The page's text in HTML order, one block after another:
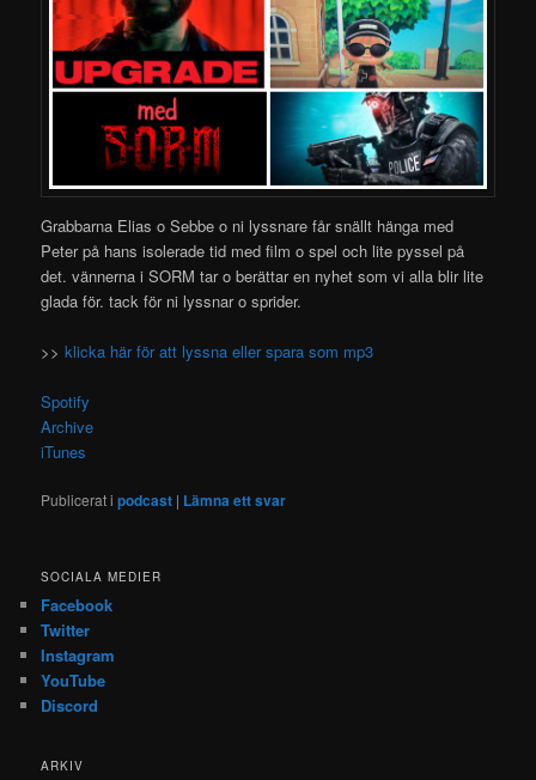
Grabbarna Elias o Sebbe o ni lyssnare får snällt hänga med
Peter på hans isolerade tid med film o spel och lite pyssel på
det. vännerna i SORM tar o berättar en nyhet som vi alla blir lite
glada för. tack för ni lyssnar o sprider.
>>klicka här för att lyssna eller spara som mp3
Spotify
Archive
iTunes
Publicerat i podcast | Lämna ett svar
SOCIALA MEDIER
Facebook
Twitter
Instagram
YouTube
Discord
ARKIV